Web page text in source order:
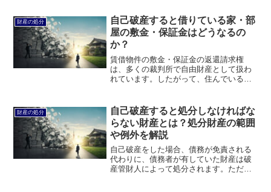
れてしまうのかについて説明します。
財産の処分
自己破産すると借りている家・部
屋の敷金・保証金はどうなるの
か？
賃借物件の敷金・保証金の返還請求権
は、多くの裁判所で自由財産として扱わ
れています。したがって、住んでいる
りている家・部屋の敷金・保証金はどう
なるのかについて説明します。
財産の処分
自己破産すると処分しなければな
らない財産とは？処分財産の範囲
や例外を解説
自己破産をした場合、債務が免責される
代わりに、債務者が有していた財産は破
産管財人によって処分されます。ただ